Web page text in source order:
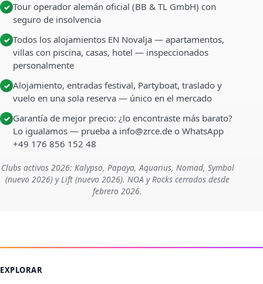
✓ Tour operador alemán oficial (BB & TL GmbH) con
seguro de insolvencia
✓ Todos los alojamientos EN Novalja — apartamentos,
villas con piscina, casas, hotel — inspeccionados
personalmente
✓ Alojamiento, entradas festival, Partyboat, traslado y
vuelo en una sola reserva — único en el mercado
✓ Garantía de mejor precio: ¿lo encontraste más barato?
Lo igualamos — prueba a info@zrce.de o WhatsApp
+49 176 856 152 48
Clubs activos 2026: Kalypso, Papaya, Aquarius, Nomad, Symbol
(nuevo 2026) y Lift (nuevo 2026). NOA y Rocks cerrados desde
febrero 2026.
EXPLORAR